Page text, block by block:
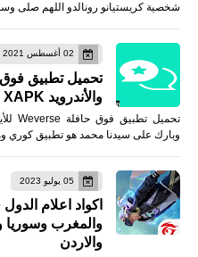
شخصية كريستيانو رونالدو اللهم صلى
02 أغسطس 2021
والأندرويد XAPK
وبارك على سيدنا محمد هو تطبيق كوري
05 يوليو 2023
والمغرب وسوريا
والاردن